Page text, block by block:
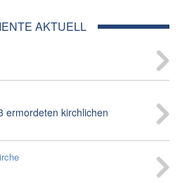
AKTUELL
ermordeten kirchlichen